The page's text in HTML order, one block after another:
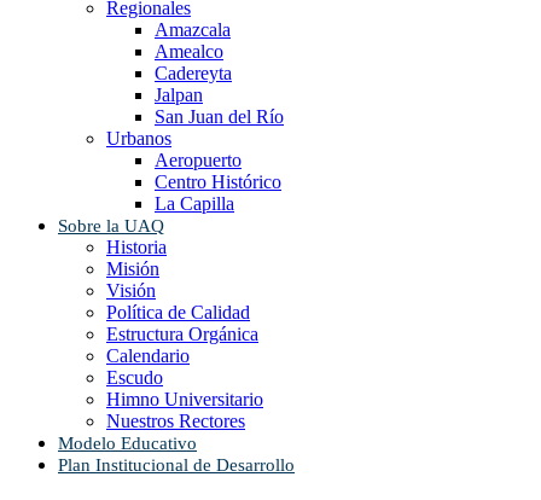
Regionales
Amazcala
Amealco
Cadereyta
Jalpan
San Juan del Río
Urbanos
Aeropuerto
Centro Histórico
La Capilla
Sobre la UAQ
Historia
Misión
Visión
Política de Calidad
Estructura Orgánica
Calendario
Escudo
Himno Universitario
Nuestros Rectores
Modelo Educativo
Plan Institucional de Desarrollo